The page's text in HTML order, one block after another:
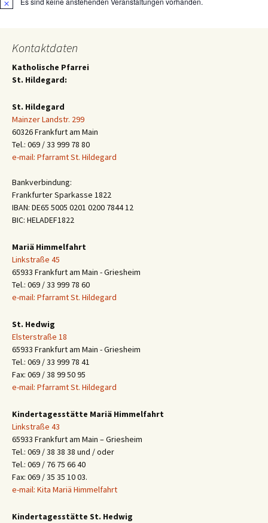
Hinweis
Kontaktdaten
Katholische Pfarrei
St. Hildegard:
St. Hildegard
Mainzer Landstr. 299
60326 Frankfurt am Main
Tel.: 069 / 33 999 78 80
e-mail: Pfarramt St. Hildegard
Bankverbindung:
Frankfurter Sparkasse 1822
IBAN: DE65 5005 0201 0200 7844 12
BIC: HELADEF1822
Mariä Himmelfahrt
Linkstraße 45
65933 Frankfurt am Main - Griesheim
Tel.: 069 / 33 999 78 60
e-mail: Pfarramt St. Hildegard
St. Hedwig
Elsterstraße 18
65933 Frankfurt am Main - Griesheim
Tel.: 069 / 33 999 78 41
Fax: 069 / 38 99 50 95
e-mail: Pfarramt St. Hildegard
Kindertagesstätte Mariä Himmelfahrt
Linkstraße 43
65933 Frankfurt am Main – Griesheim
Tel.: 069 / 38 38 38 und / oder
Tel.: 069 / 76 75 66 40
Fax: 069 / 35 35 10 03.
e-mail: Kita Mariä Himmelfahrt
Kindertagesstätte St. Hedwig